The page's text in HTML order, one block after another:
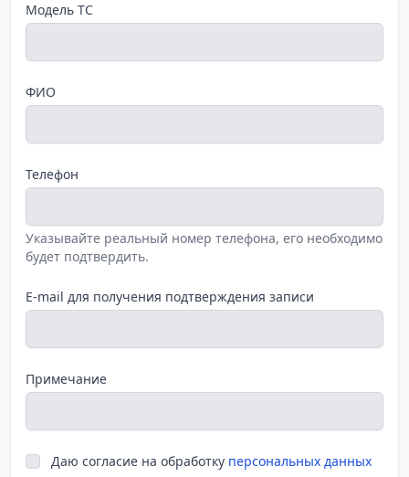
Модель ТС
ФИО
Телефон
Указывайте реальный номер телефона, его необходимо
будет подтвердить.
E-mail для получения подтверждения записи
Примечание
Даю согласие на обработку персональных данных